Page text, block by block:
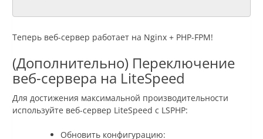
Теперь веб-сервер работает на Nginx + PHP-FPM!
(Дополнительно) Переключение
веб-сервера на LiteSpeed
Для достижения максимальной производительности
используйте веб-сервер LiteSpeed с LSPHP:
Обновить конфигурацию: